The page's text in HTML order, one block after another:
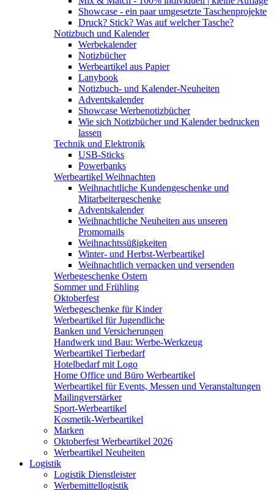
Showcase - ein paar umgesetzte Taschenprojekte
Druck? Stick? Was auf welcher Tasche?
Notizbuch und Kalender
Werbekalender
Notizbücher
Werbeartikel aus Papier
Lanybook
Notizbuch- und Kalender-Neuheiten
Adventskalender
Showcase Werbenotizbücher
Wie sich Notizbücher und Kalender bedrucken
lassen
Technik und Elektronik
USB-Sticks
Powerbanks
Werbeartikel Weihnachten
Weihnachtliche Kundengeschenke und
Mitarbeitergeschenke
Adventskalender
Weihnachtliche Neuheiten aus unseren
Promomails
Weihnachtssüßigkeiten
Winter- und Herbst-Werbeartikel
Weihnachtlich verpacken und versenden
Werbegeschenke Ostern
Sommer und Frühling
Oktoberfest
Werbegeschenke für Kinder
Werbeartikel für Jugendliche
Banken und Versicherungen
Handwerk und Bau: Werbe-Werkzeug
Werbeartikel Tierbedarf
Hotelbedarf mit Logo
Home Office und Büro Werbeartikel
Werbeartikel für Events, Messen und Veranstaltungen
Mailingverstärker
Sport-Werbeartikel
Kosmetik-Werbeartikel
Marken
Oktoberfest Werbeartikel 2026
Werbeartikel Neuheiten
Logistik
Logistik Dienstleister
Werbemittellogistik